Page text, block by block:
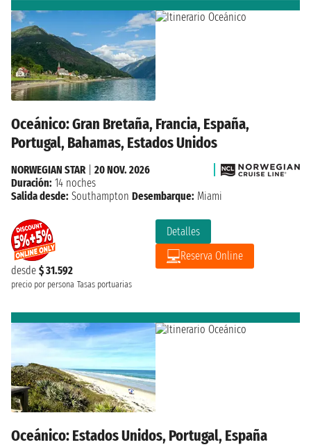
Oceánico: Gran Bretaña, Francia, España,
Portugal, Bahamas, Estados Unidos
desde $ 31.592
precio por persona Tasas portuarias
Detalles
Reserva Online
NORWEGIAN STAR
20 NOV. 2026
Duración: 14 noches
Salida desde: Southampton Desembarque: Miami
Oceánico: Estados Unidos, Portugal, España